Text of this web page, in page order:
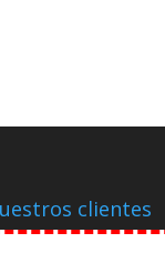
clientes